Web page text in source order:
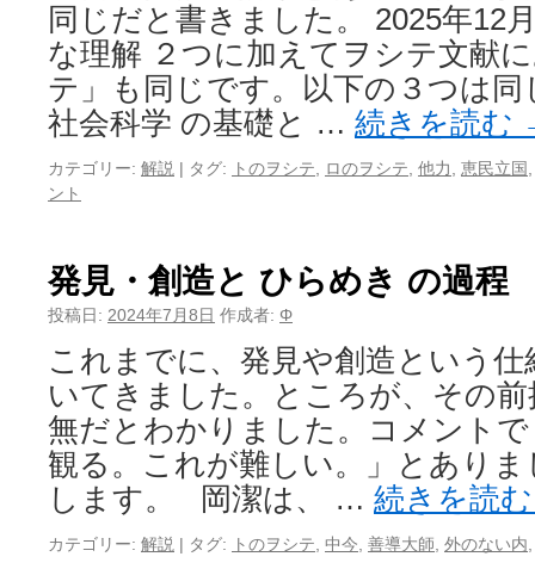
同じだと書きました。 2025年12
な理解 ２つに加えてヲシテ文献
テ」も同じです。以下の３つは
社会科学 の基礎と … 続きを読む
カテゴリー: 解説 | タグ: トのヲシテ ロのヲシテ 他力 恵民立国
ント
発見・創造と ひらめき の過程
投稿日: 2024年7月8日 作成者: Φ
これまでに、発見や創造という
いてきました。ところが、その
無だとわかりました。コメント
観る。これが難しい。」とあり
します。 岡潔は、 … 続きを読
カテゴリー: 解説 | タグ: トのヲシテ 中今 善導大師 外のない内